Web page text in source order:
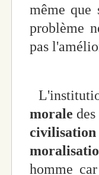
même que
problème
pas
morale
civilisation
homme